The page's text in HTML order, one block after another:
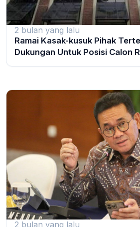
2 bulan yang lalu
Ramai Kasak-kusuk Pihak
Dukungan Untuk Posisi Calon
2 bulan yang lalu